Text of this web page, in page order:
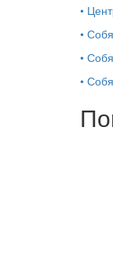
•
•
•
•